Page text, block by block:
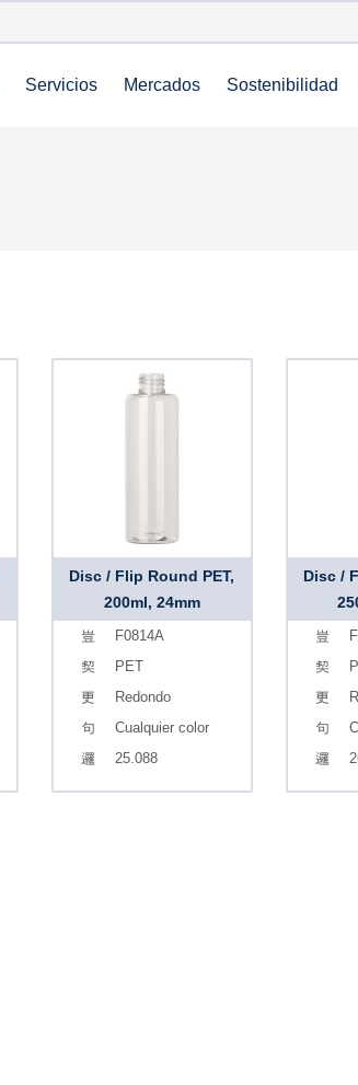
Servicios Mercados Sostenibilidad
Disc / Flip Round PET,
200ml, 24mm
F0814A
PET
Redondo
Cualquier color
25.088
Disc /